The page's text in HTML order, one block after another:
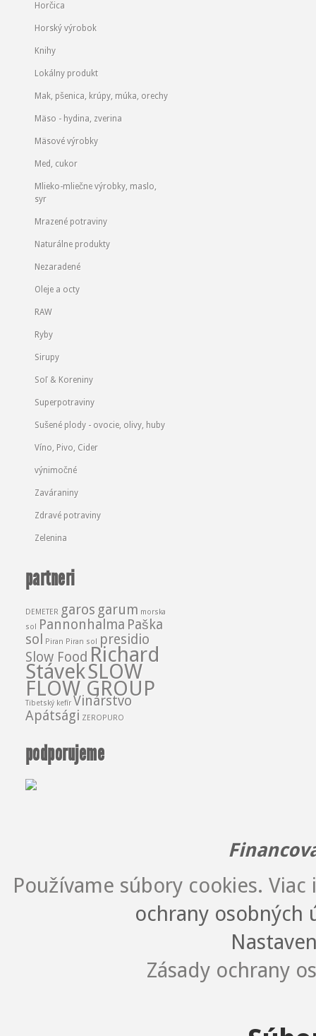
Horčica
Horský výrobok
Knihy
Lokálny produkt
Mak, pšenica, krúpy, múka, orechy
Mäso - hydina, zverina
Mäsové výrobky
Med, cukor
Mlieko-mliečne výrobky, maslo,
syr
Mrazené potraviny
Naturálne produkty
Nezaradené
Oleje a octy
RAW
Ryby
Sirupy
Soľ & Koreniny
Superpotraviny
Sušené plody - ovocie, olivy, huby
Víno, Pivo, Cider
výnimočné
Zaváraniny
Zdravé potraviny
Zelenina
partneri
DEMETER garos garum morska
sol Pannonhalma Paška
sol
Piran Piran sol presidio
Slow Food Richard
StávekSLOW
FLOW GROUP
Tibetský kefír Vinárstvo
Apátsági ZEROPURO
podporujeme
Používame súbory cookies.
ochrany osobných
Zásady ochrany